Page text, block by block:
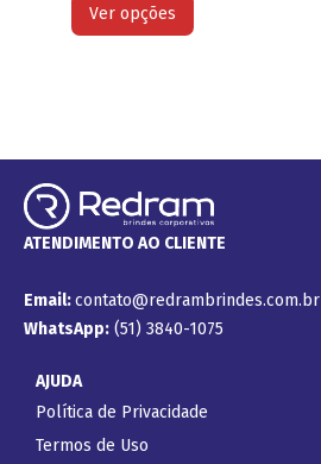
Ver opções
ATENDIMENTO AO CLIENTE
Email:contato@redrambrindes.com.br
WhatsApp: (51) 3840-1075
AJUDA
Política de Privacidade
Termos de Uso